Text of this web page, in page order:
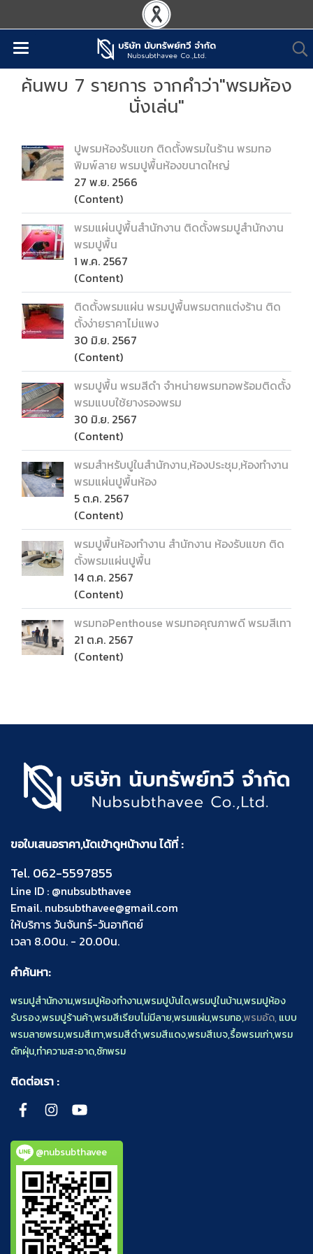
ค้นพบ 7 รายการ จากคำว่า"พรมห้อง
นั่งเล่น"
ปูพรมห้องรับแขก ติดตั้งพรมในร้าน พรมทอ
พิมพ์ลาย พรมปูพื้นห้องขนาดใหญ่
27 พ.ย. 2566
(Content)
พรมแผ่นปูพื้นสำนักงาน ติดตั้งพรมปูสำนักงาน
พรมปูพื้น
1 พ.ค. 2567
(Content)
ติดตั้งพรมแผ่น พรมปูพื้นพรมตกแต่งร้าน ติด
ตั้งง่ายราคาไม่แพง
30 มิ.ย. 2567
(Content)
พรมปูพื้น พรมสีดำ จำหน่ายพรมทอพร้อมติดตั้ง
พรมแบบใช้ยางรองพรม
30 มิ.ย. 2567
(Content)
พรมสำหรับปูในสำนักงาน,ห้องประชุม,ห้องทำงาน
พรมแผ่นปูพื้นห้อง
5 ต.ค. 2567
(Content)
พรมปูพื้นห้องทำงาน สำนักงาน ห้องรับแขก ติด
ตั้งพรมแผ่นปูพื้น
14 ต.ค. 2567
(Content)
พรมทอPenthouse พรมทอคุณภาพดี พรมสีเทา
21 ต.ค. 2567
(Content)
ขอใบเสนอราคา,นัดเข้าดูหน้างาน ได้ที่ :
Tel. 062-5597855
Line ID : @nubsubthavee
Email. nubsubthavee@gmail.com
ให้บริการ วันจันทร์-วันอาทิตย์
เวลา 8.00น. - 20.00น.
คำค้นหา:
พรมปูสำนักงาน,พรมปูห้องทำงาน,พรมปูบันได,พรมปูในบ้าน,พรมปูห้อง
รับรอง,พรมปูร้านค้า,พรมสีเรียบไม่มีลาย,พรมแผ่น,พรมทอ,พรมอัด,แบบ
พรมลายพรม,พรมสีเทา,พรมสีดำ,พรมสีแดง,พรมสีเบจ,รื้อพรมเก่า,พรม
ดักฝุ่น,ทำความสะอาด,ซักพรม
ติดต่อเรา :
@nubsubthavee